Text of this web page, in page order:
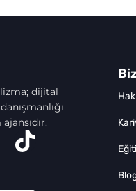
dijital
Biz